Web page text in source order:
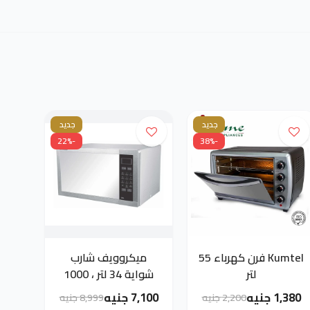
جديد
-38%
Kumtel فرن كهرباء 55
لتر
1,380 جنيه 2,200 جنيه
جديد
-22%
ميكروويف شارب
شواية 34 لتر ، 1000
وات ، 9 قوائم ،
7,100 جنيه 8,999 جنيه